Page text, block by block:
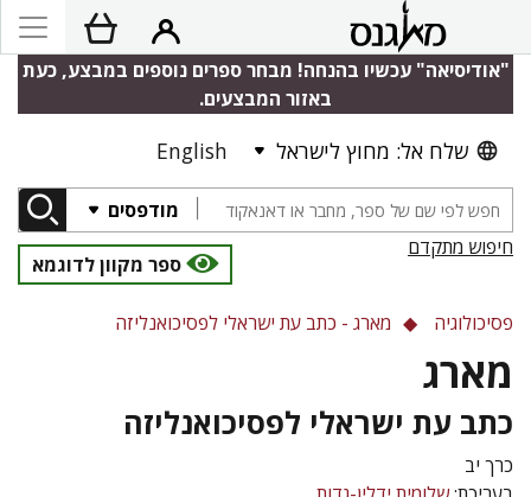
"אודיסיאה" עכשיו בהנחה! מבחר ספרים נוספים במבצע, כעת
באזור המבצעים.
שלח אל: מחוץ לישראל English
מודפסים
חיפוש מתקדם
ספר מקוון לדוגמא
פסיכולוגיה מארג - כתב עת ישראלי לפסיכואנליזה
מארג
כתב עת ישראלי לפסיכואנליזה
כרך יב